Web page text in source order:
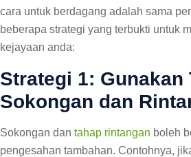
cara untuk berdagang adalah sama
beberapa strategi yang terbukti untuk
kejayaan anda:
Strategi 1: Gunakan
Sokongan dan
Sokongan dan tahap rintangan boleh
pengesahan tambahan. Contohnya,